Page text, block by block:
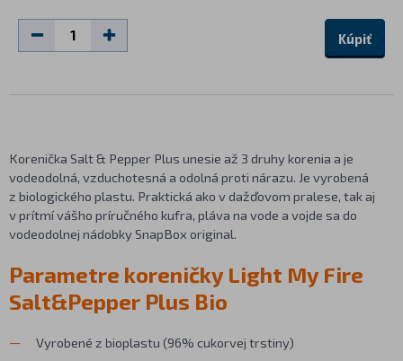
Kúpiť
Korenička Salt & Pepper Plus unesie až 3 druhy korenia a je
vodeodolná, vzduchotesná a odolná proti nárazu. Je vyrobená
z biologického plastu. Praktická ako v dažďovom pralese, tak aj
v prítmí vášho príručného kufra, pláva na vode a vojde sa do
vodeodolnej nádobky SnapBox original.
Parametre koreničky Light My Fire
Salt&Pepper Plus Bio
Vyrobené z bioplastu (96% cukorvej trstiny)